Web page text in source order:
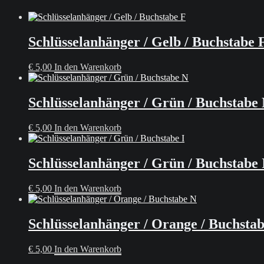
Schlüsselanhänger / Gelb / Buchstabe
€ 5,00 In den Warenkorb
Schlüsselanhänger / Grün / Buchstabe
€ 5,00 In den Warenkorb
Schlüsselanhänger / Grün / Buchstabe
€ 5,00 In den Warenkorb
Schlüsselanhänger / Orange /
€ 5,00 In den Warenkorb